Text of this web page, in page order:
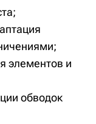
элементов и
обводок